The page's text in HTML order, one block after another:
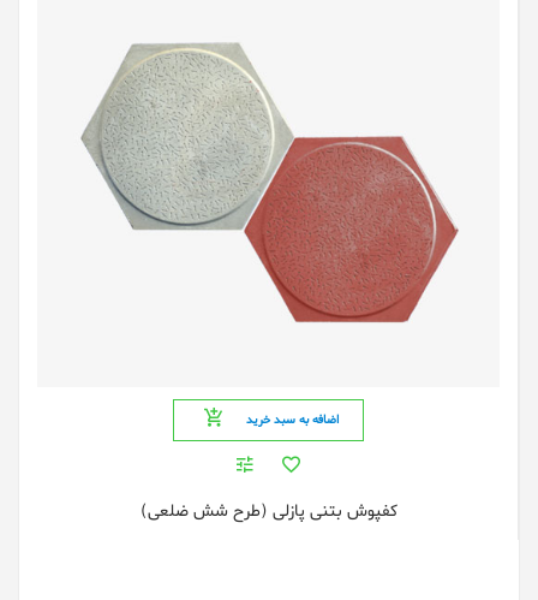
اضافه به سبد خرید
کفپوش بتنی پازلی (طرح شش ضلعی)